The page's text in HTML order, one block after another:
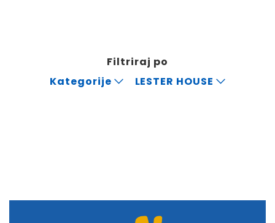
Filtriraj po
Kategorije
LESTER HOUSE